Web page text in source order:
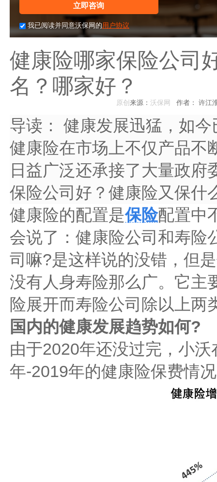
立即咨询
我已阅读并同意沃保网的用户协议
健康险哪家保险公司
名？哪家好？
原创 来源： 沃保网 作者： 许江
导读：
健康发展迅猛，如
健康险在市场上不仅产品不
日益广泛还承接了大量政府
保险公司好？健康险又保什
健康险的配置是保险配置中
会说了：健康险公司和寿险
司嘛?是这样说的没错，但
没有人身寿险那么广。它主
险展开而寿险公司除以上两
国内的健康发展趋势如何?
由于2020年还没过完，小
年-2019年的健康险保费情